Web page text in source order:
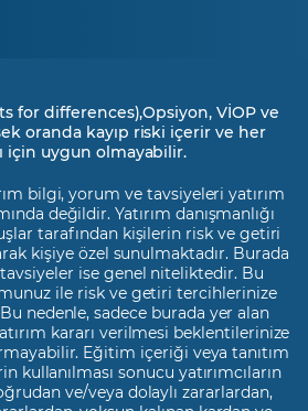
for differences),Opsiyon, VİOP ve
oranda kayıp riski içerir ve her
için uygun olmayabilir.
bilgi, yorum ve tavsiyeleri yatırım
değildir. Yatırım danışmanlığı
tarafından kişilerin risk ve getiri
kişiye özel sunulmaktadır. Burada
ise genel niteliktedir. Bu
ile risk ve getiri tercihlerinize
nedenle, sadece burada yer alan
kararı verilmesi beklentilerinize
Eğitim içeriği veya tanıtım
kullanılması sonucu yatırımcıların
ve/veya dolaylı zararlardan,